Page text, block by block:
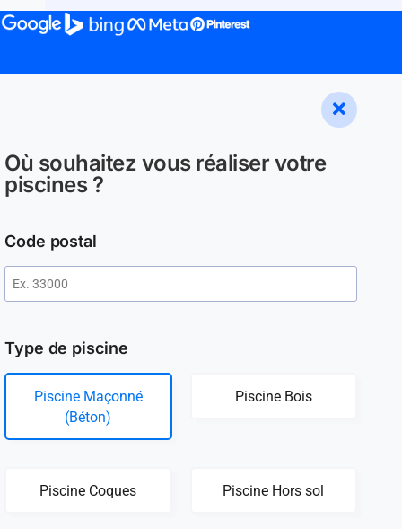
Où souhaitez vous réaliser votre
piscines ?
Code postal
Type de piscine
Piscine Maçonné
(Béton)
Piscine Bois
Piscine Coques Piscine Hors sol